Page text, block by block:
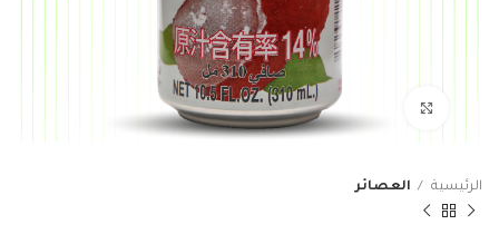
Click to enlarge
الرئيسية العصائر